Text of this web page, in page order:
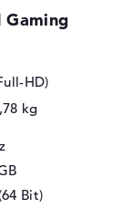
Gaming
HD)
kg
Bit)